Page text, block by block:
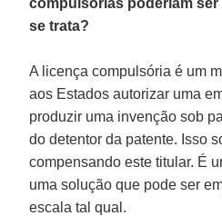
se trata?
A licença compulsória é um
aos Estados autorizar uma
produzir uma invenção sob
do detentor da patente. Isso
compensando este titular. É
uma solução que pode ser
escala tal qual.